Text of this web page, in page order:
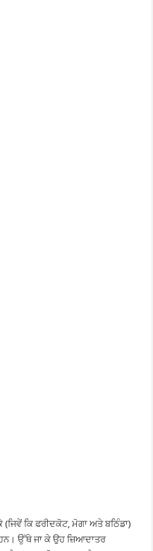
ਕਿ ਫਰੀਦਕੋਟ, ਮੋਗਾ ਅਤੇ ਬਠਿੰਡਾ)
ਹਨ। ਉੱਥੇ ਜਾ ਕੇ ਉਹ ਜ਼ਿਆਦਾਤਰ